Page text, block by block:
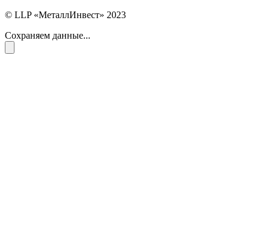
© LLP «МеталлИнвест» 2023
Сохраняем данные...